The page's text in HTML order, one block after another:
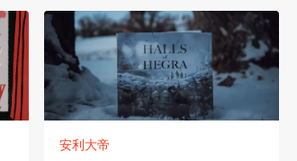
安利大帝